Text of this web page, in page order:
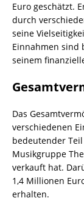
Euro geschätzt.
durch
seine
Einnahmen sind
seinem
Das
verschiedenen
bedeutender
Musikgruppe
verkauft hat.
1,4 Millionen
erhalten.